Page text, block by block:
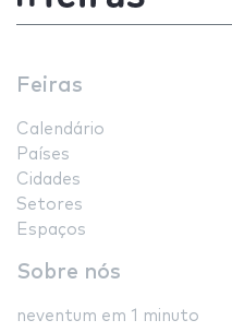
Feiras
Calendário
Países
Cidades
Setores
Espaços
Sobre nós
neventum em 1 minuto